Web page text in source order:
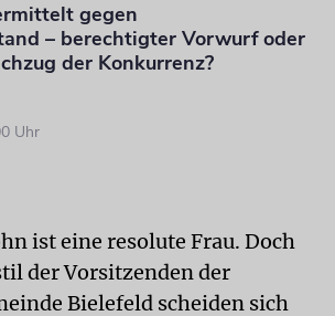
gegen
– berechtigter Vorwurf oder
der Konkurrenz?
Uhr
ist eine resolute Frau. Doch
der Vorsitzenden der
Bielefeld scheiden sich